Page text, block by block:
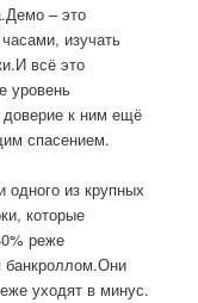
– это
изучать
всё это
уровень
доверие к ним ещё
спасением.
одного из крупных
которые
реже
банкроллом.Они
уходят в минус.